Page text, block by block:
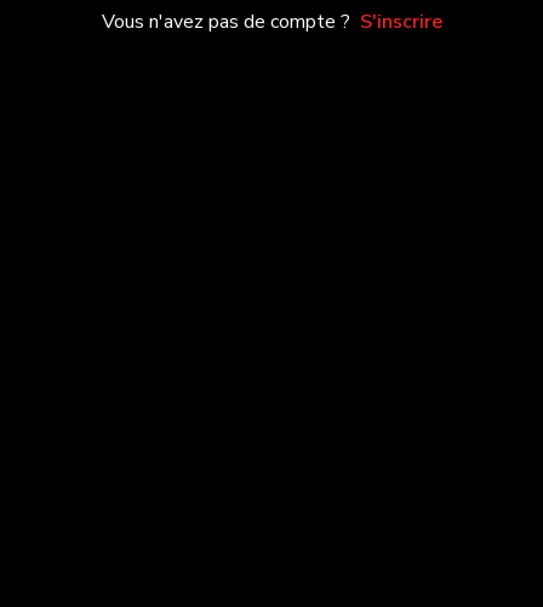
Vous n'avez pas de compte ? S'inscrire